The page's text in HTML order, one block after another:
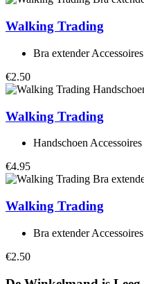
Walking Trading
Bra extender Accessoires
€2.50
Walking Trading
Handschoen Accessoires
€4.95
Walking Trading
Bra extender Accessoires
€2.50